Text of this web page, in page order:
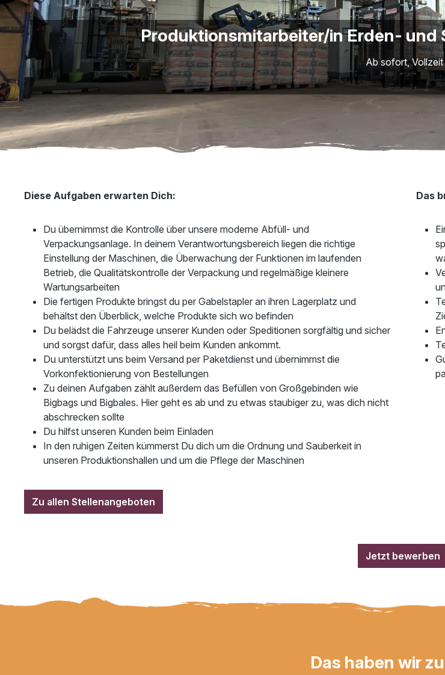
Produktionsmitarbeiter/in Erden-
Ab sofort, Vollzeit
Diese Aufgaben erwarten Dich:
Du übernimmst die Kontrolle über unsere moderne Abfüll- und
Verpackungsanlage. In deinem Verantwortungsbereich liegen die richtige
Einstellung der Maschinen, die Überwachung der Funktionen im laufenden
Betrieb, die Qualitätskontrolle der Verpackung und regelmäßige kleinere
Wartungsarbeiten
Die fertigen Produkte bringst du per Gabelstapler an ihren Lagerplatz und
behältst den Überblick, welche Produkte sich wo befinden
Du belädst die Fahrzeuge unserer Kunden oder Speditionen sorgfältig und sicher
und sorgst dafür, dass alles heil beim Kunden ankommt.
Du unterstützt uns beim Versand per Paketdienst und übernimmst die
Vorkonfektionierung von Bestellungen
Zu deinen Aufgaben zählt außerdem das Befüllen von Großgebinden wie
Bigbags und Bigbales. Hier geht es ab und zu etwas staubiger zu, was dich nicht
abschrecken sollte
Du hilfst unseren Kunden beim Einladen
In den ruhigen Zeiten kümmerst Du dich um die Ordnung und Sauberkeit in
unseren Produktionshallen und um die Pflege der Maschinen
Zu allen Stellenangeboten
Das
Jetzt bewerben
Das haben wir